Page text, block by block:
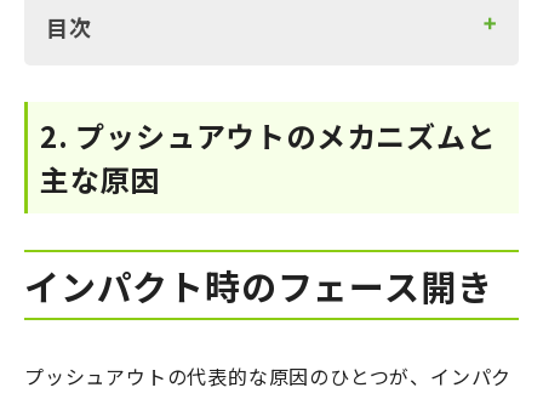
目次
ドアゴルフ」で練習環境を変えてみませんか？
2. プッシュアウトのメカニズムと主な原因
振り遅れの原因
アドレス・構えの問題
ドライバーの場合
2. プッシュアウトのメカニズムと
主な原因
インパクト時のフェース開き
プッシュアウトの代表的な原因のひとつが、インパク